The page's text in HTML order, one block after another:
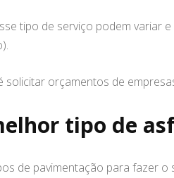
tipo de serviço podem variar
solicitar orçamentos de
tipo de
de pavimentação para fazer